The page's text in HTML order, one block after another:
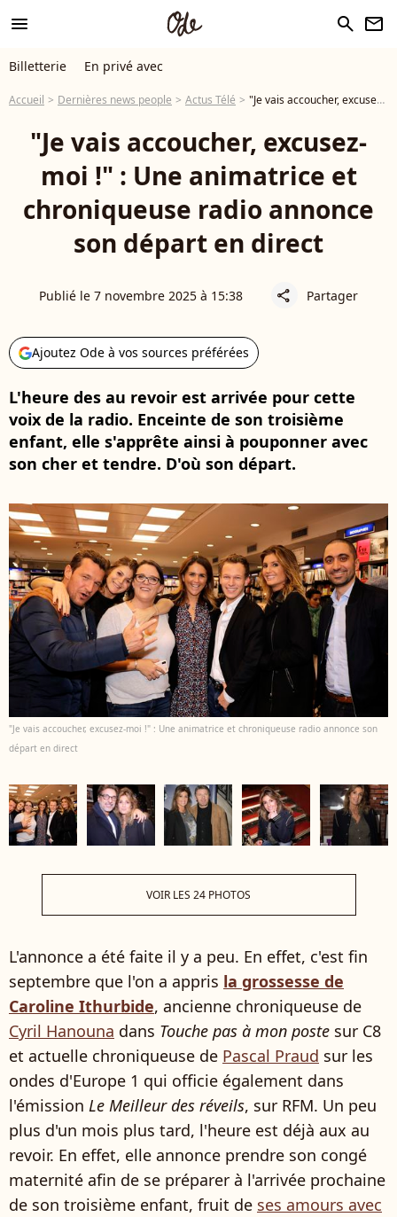
menu search newsletter
Billetterie En privé avec
Accueil Dernières news people Actus Télé "Je vais accoucher, excusez-moi !" : Une animatrice et chroniqueuse radio annonce son départ en direct
"Je vais accoucher, excusez-
moi !" : Une animatrice et
chroniqueuse radio annonce
son départ en direct
Publié le 7 novembre 2025 à 15:38 share Partager
Ajoutez Ode à vos sources préférées
L'heure des au revoir est arrivée pour cette
voix de la radio. Enceinte de son troisième
enfant, elle s'apprête ainsi à pouponner avec
son cher et tendre. D'où son départ.
"Je vais accoucher, excusez-moi !" : Une animatrice et chroniqueuse radio annonce son
départ en direct
VOIR LES 24 PHOTOS
L'annonce a été faite il y a peu. En effet, c'est fin
septembre que l'on a appris la grossesse de
Caroline Ithurbide, ancienne chroniqueuse de
Cyril Hanouna dans Touche pas à mon poste sur C8
et actuelle chroniqueuse de Pascal Praud sur les
ondes d'Europe 1 qui officie également dans
l'émission Le Meilleur des réveils, sur RFM. Un peu
plus d'un mois plus tard, l'heure est déjà aux au
revoir. En effet, elle annonce prendre son congé
maternité afin de se préparer à l'arrivée prochaine
de son troisième enfant, fruit de ses amours avec